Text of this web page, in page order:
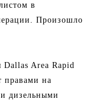
в
Произошло
Dallas Area Rapid
правами на
дизельными